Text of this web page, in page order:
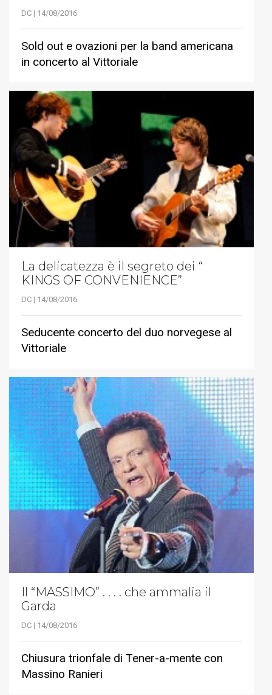
DC | 14/08/2016
Sold out e ovazioni per la band americana
in concerto al Vittoriale
La delicatezza è il segreto dei “
KINGS OF CONVENIENCE”
DC | 14/08/2016
Seducente concerto del duo norvegese al
Vittoriale
Il “MASSIMO” . . . . che ammalia il
Garda
DC | 14/08/2016
Chiusura trionfale di Tener-a-mente con
Massino Ranieri